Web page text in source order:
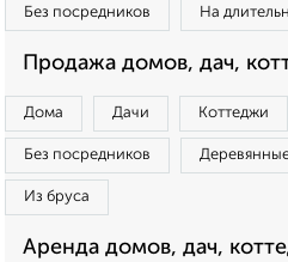
Без посредников На
Продажа домов, дач,
Дома Дачи Коттеджи
Без посредников
Из бруса
Аренда домов, дач,